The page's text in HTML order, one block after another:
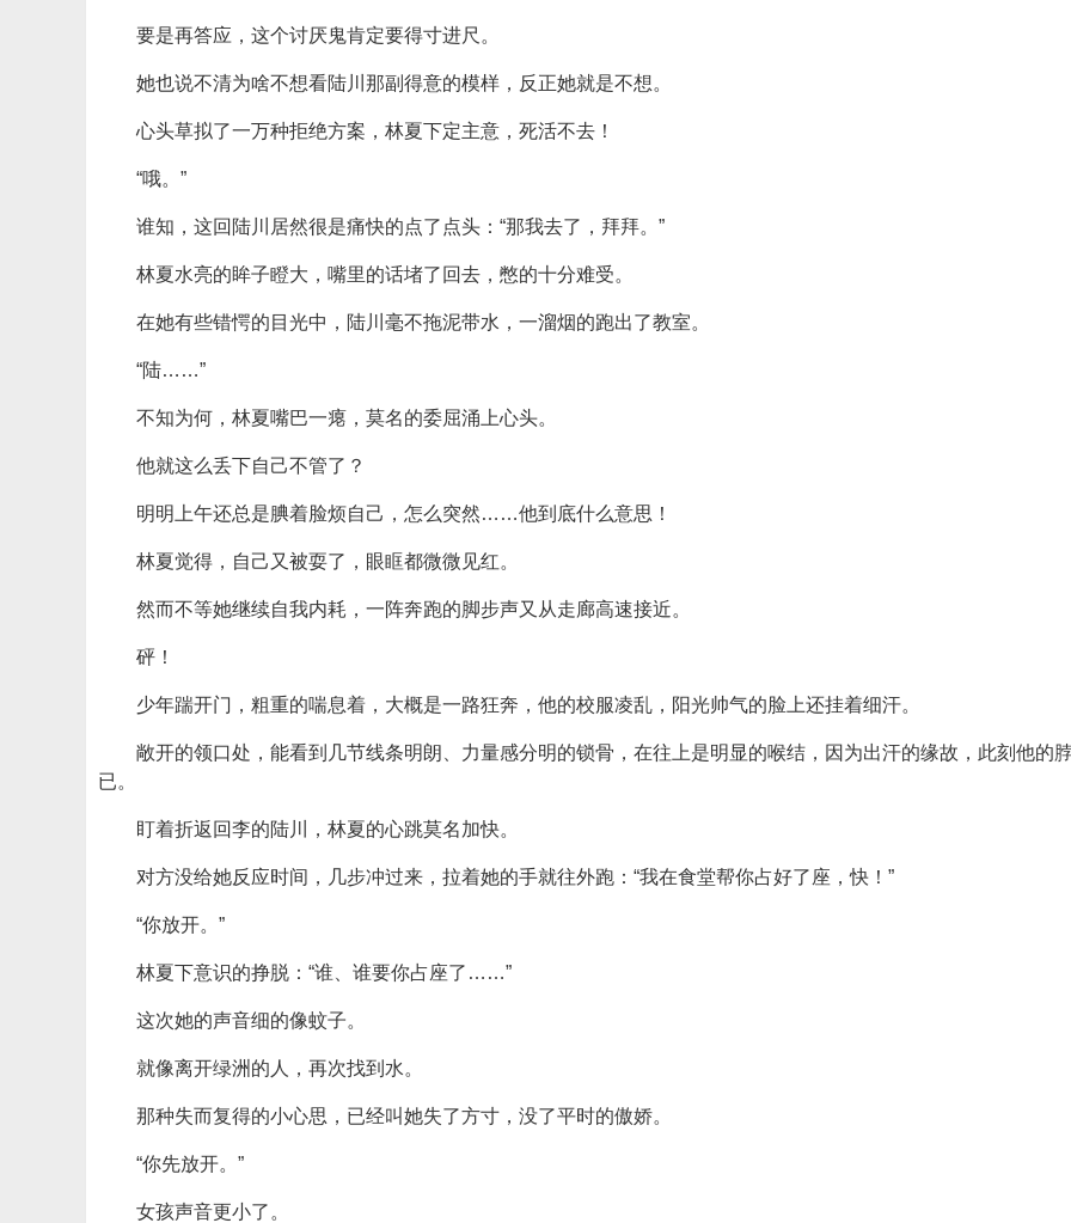
要是再答应，这个讨厌鬼肯定要得寸进尺。
她也说不清为啥不想看陆川那副得意的模样，反正她就是不想。
心头草拟了一万种拒绝方案，林夏下定主意，死活不去！
“哦。”
谁知，这回陆川居然很是痛快的点了点头：“那我去了，拜拜。”
林夏水亮的眸子瞪大，嘴里的话堵了回去，憋的十分难受。
在她有些错愕的目光中，陆川毫不拖泥带水，一溜烟的跑出了教室。
“陆……”
不知为何，林夏嘴巴一瘪，莫名的委屈涌上心头。
他就这么丢下自己不管了？
明明上午还总是腆着脸烦自己，怎么突然……他到底什么意思！
林夏觉得，自己又被耍了，眼眶都微微见红。
然而不等她继续自我内耗，一阵奔跑的脚步声又从走廊高速接近。
砰！
少年踹开门，粗重的喘息着，大概是一路狂奔，他的校服凌乱，阳光帅气的脸上还挂着细汗。
敞开的领口处，能看到几节线条明朗、力量感分明的锁骨，在往上是明显的喉结，因为出汗的缘故，此刻他的
已。
盯着折返回李的陆川，林夏的心跳莫名加快。
对方没给她反应时间，几步冲过来，拉着她的手就往外跑：“我在食堂帮你占好了座，快！”
“你放开。”
林夏下意识的挣脱：“谁、谁要你占座了……”
这次她的声音细的像蚊子。
就像离开绿洲的人，再次找到水。
那种失而复得的小心思，已经叫她失了方寸，没了平时的傲娇。
“你先放开。”
女孩声音更小了。